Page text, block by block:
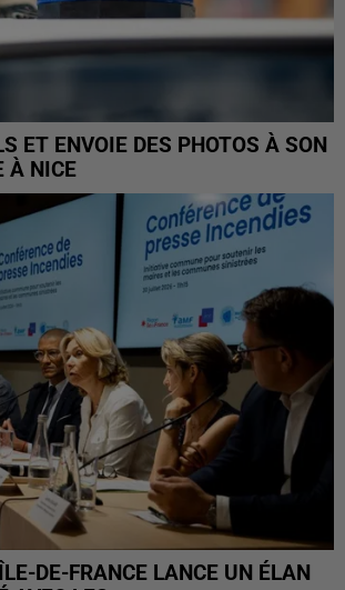
ET ENVOIE DES PHOTOS À SON
À NICE
DE-FRANCE LANCE UN ÉLAN